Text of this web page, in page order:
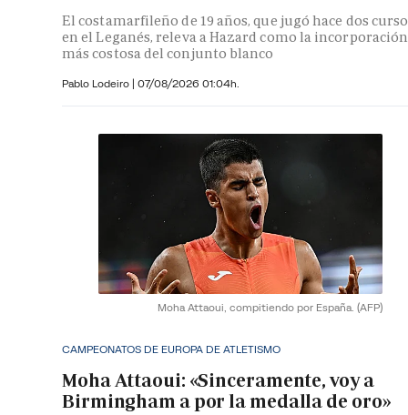
El costamarfileño de 19 años, que jugó hace dos
en el Leganés, releva a Hazard como la incorporación
más costosa del conjunto blanco
Pablo Lodeiro | 07/08/2026 01:04h.
Moha Attaoui, compitiendo por España. (AFP)
CAMPEONATOS DE EUROPA DE ATLETISMO
Moha Attaoui: «Sinceramente, voy a
Birmingham a por la medalla de oro»